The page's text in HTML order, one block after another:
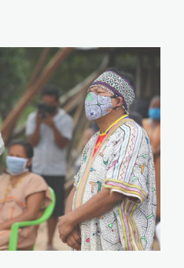
PPII